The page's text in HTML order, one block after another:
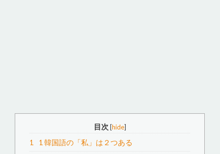
目次 [hide]
1 1 韓国語の「私」は２つある